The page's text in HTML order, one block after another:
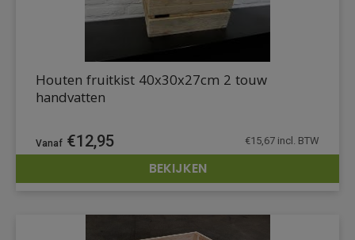
DETAILS
Houten fruitkist 40x30x27cm 2 touw
handvatten
€12,95 €15,67 incl. BTW
BEKIJKEN